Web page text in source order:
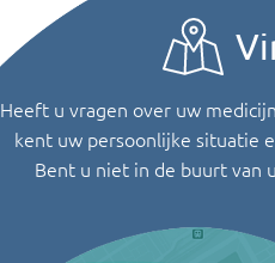
Heeft u vragen over uw
kent uw persoonlijke situatie
Bent u niet in de buurt van